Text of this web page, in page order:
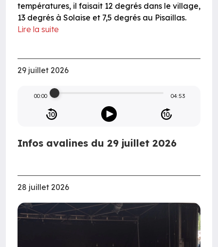
températures, il faisait 12 degrés dans le village,
13 degrés à Solaise et 7,5 degrés au Pisaillas.
Lire la suite
29 juillet 2026
00:00 04:53
Infos avalines du 29 juillet 2026
28 juillet 2026